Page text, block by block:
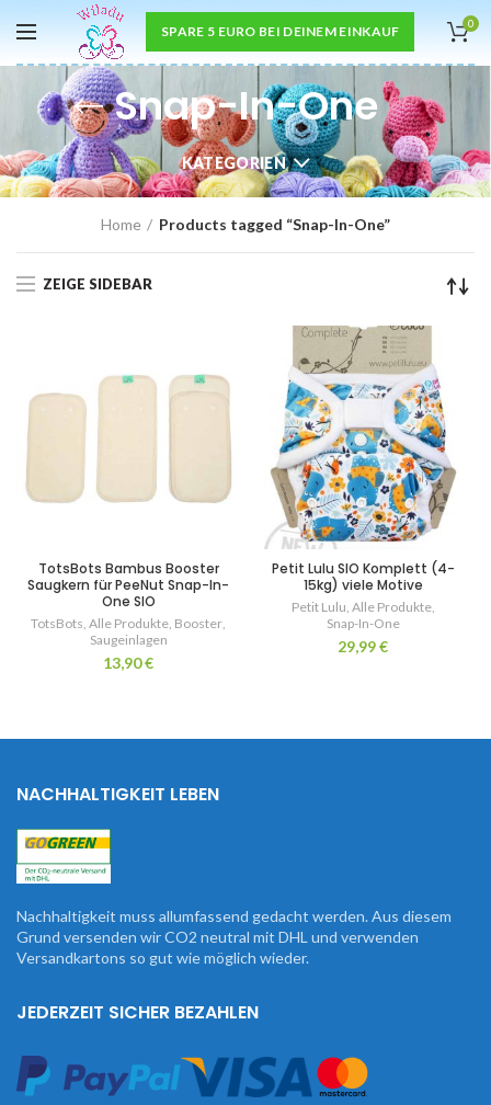
SPARE 5 EURO BEI DEINEM EINKAUF 0
Snap-In-One
KATEGORIEN
Home Products tagged “Snap-In-One”
ZEIGE SIDEBAR
TotsBots Bambus Booster
Saugkern für PeeNut Snap-In-
One SIO
TotsBots, Alle Produkte, Booster,
Saugeinlagen
13,90€
Petit Lulu SIO Komplett (4-
15kg) viele Motive
Petit Lulu, Alle Produkte,
Snap-In-One
29,99€
NACHHALTIGKEIT LEBEN
Nachhaltigkeit muss allumfassend gedacht werden. Aus diesem
Grund versenden wir CO2 neutral mit DHL und verwenden
Versandkartons so gut wie möglich wieder.
JEDERZEIT SICHER BEZAHLEN